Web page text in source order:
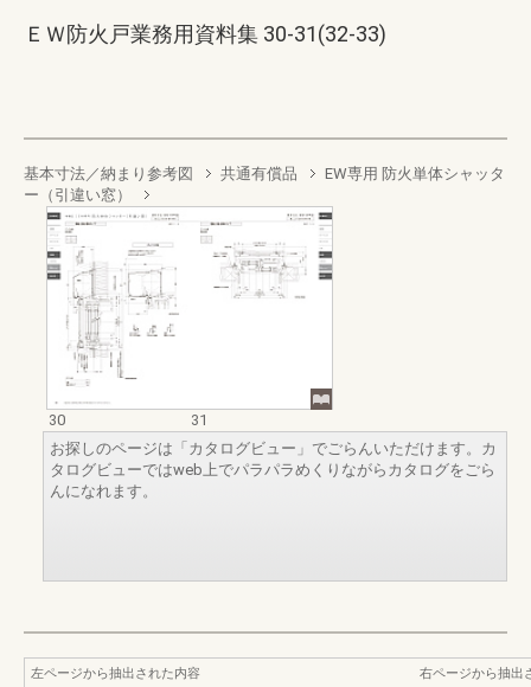
ＥＷ防火戸業務用資料集 30-31(32-33)
基本寸法／納まり参考図 共通有償品
EW専用 防火単体シャッタ
ー（引違い窓）
30
31
お探しのページは「カタログビュー」でごらんいただけます。カ
タログビューではweb上でパラパラめくりながらカタログをごら
んになれます。
左ページから抽出された内容
右ページから抽出